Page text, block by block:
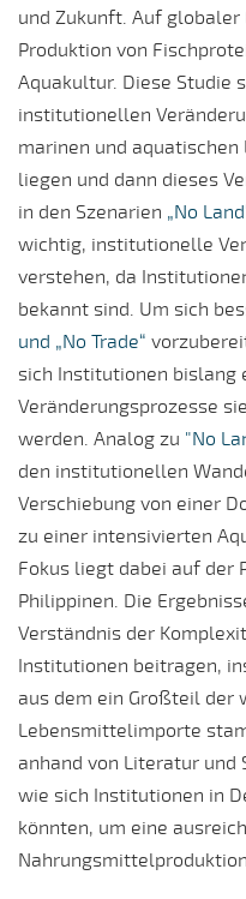
und Zukunft. Auf
Produktion von
Aquakultur. Diese Studie
institutionellen
marinen und
liegen und dann dieses
in den Szenarien „No
wichtig, institutionelle
verstehen, da
bekannt sind. Um sich
und „No Trade“
sich Institutionen bislang
Veränderungsprozesse
werden. Analog zu "No
den institutionellen
Verschiebung von einer
zu einer intensivierten
Fokus liegt dabei auf der
Philippinen. Die
Verständnis der
Institutionen beitragen,
aus dem ein Großteil
Lebensmittelimporte
anhand von Literatur und
wie sich Institutionen in
könnten, um eine